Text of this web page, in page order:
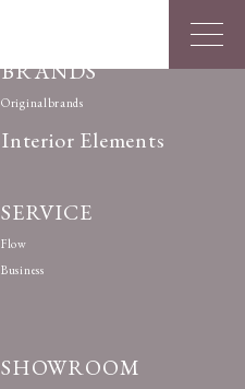
BRANDS
Originalbrands
Interior Elements
SERVICE
Flow
Business
SHOWROOM